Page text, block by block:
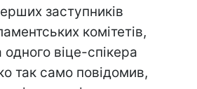
заступників
комітетів,
віце-спікера
так само повідомив,